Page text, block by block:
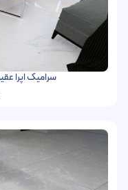
سرامیک اپرا عقیق 100 در 100 پرسلان نانو پولیش